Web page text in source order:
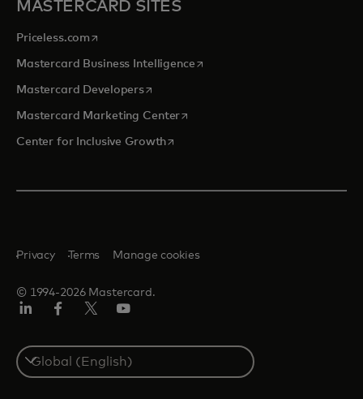
MASTERCARD SITES
Priceless.com opens in a new tab
Mastercard Business Intelligenceopens in a new tab
Mastercard Developersopens in a new tab
Mastercard Marketing Centeropens in a new tab
Center for Inclusive Growthopens in a new tab
© 1994-2026 Mastercard.
Privacy Terms Manage cookies
Select
a
country